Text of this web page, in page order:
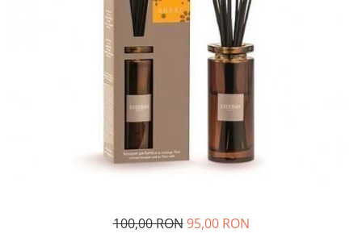
100,00 RON 95,00 RON